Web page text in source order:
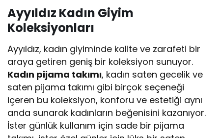
Ayyıldız Kadın Giyim
Koleksiyonları
Ayyıldız, kadın giyiminde kalite ve zarafeti bir
araya getiren geniş bir koleksiyon sunuyor.
Kadın pijama takımı, kadın saten gecelik ve
saten pijama takımı gibi birçok seçeneği
içeren bu koleksiyon, konforu ve estetiği aynı
anda sunarak kadınların beğenisini kazanıyor.
İster günlük kullanım için sade bir pijama